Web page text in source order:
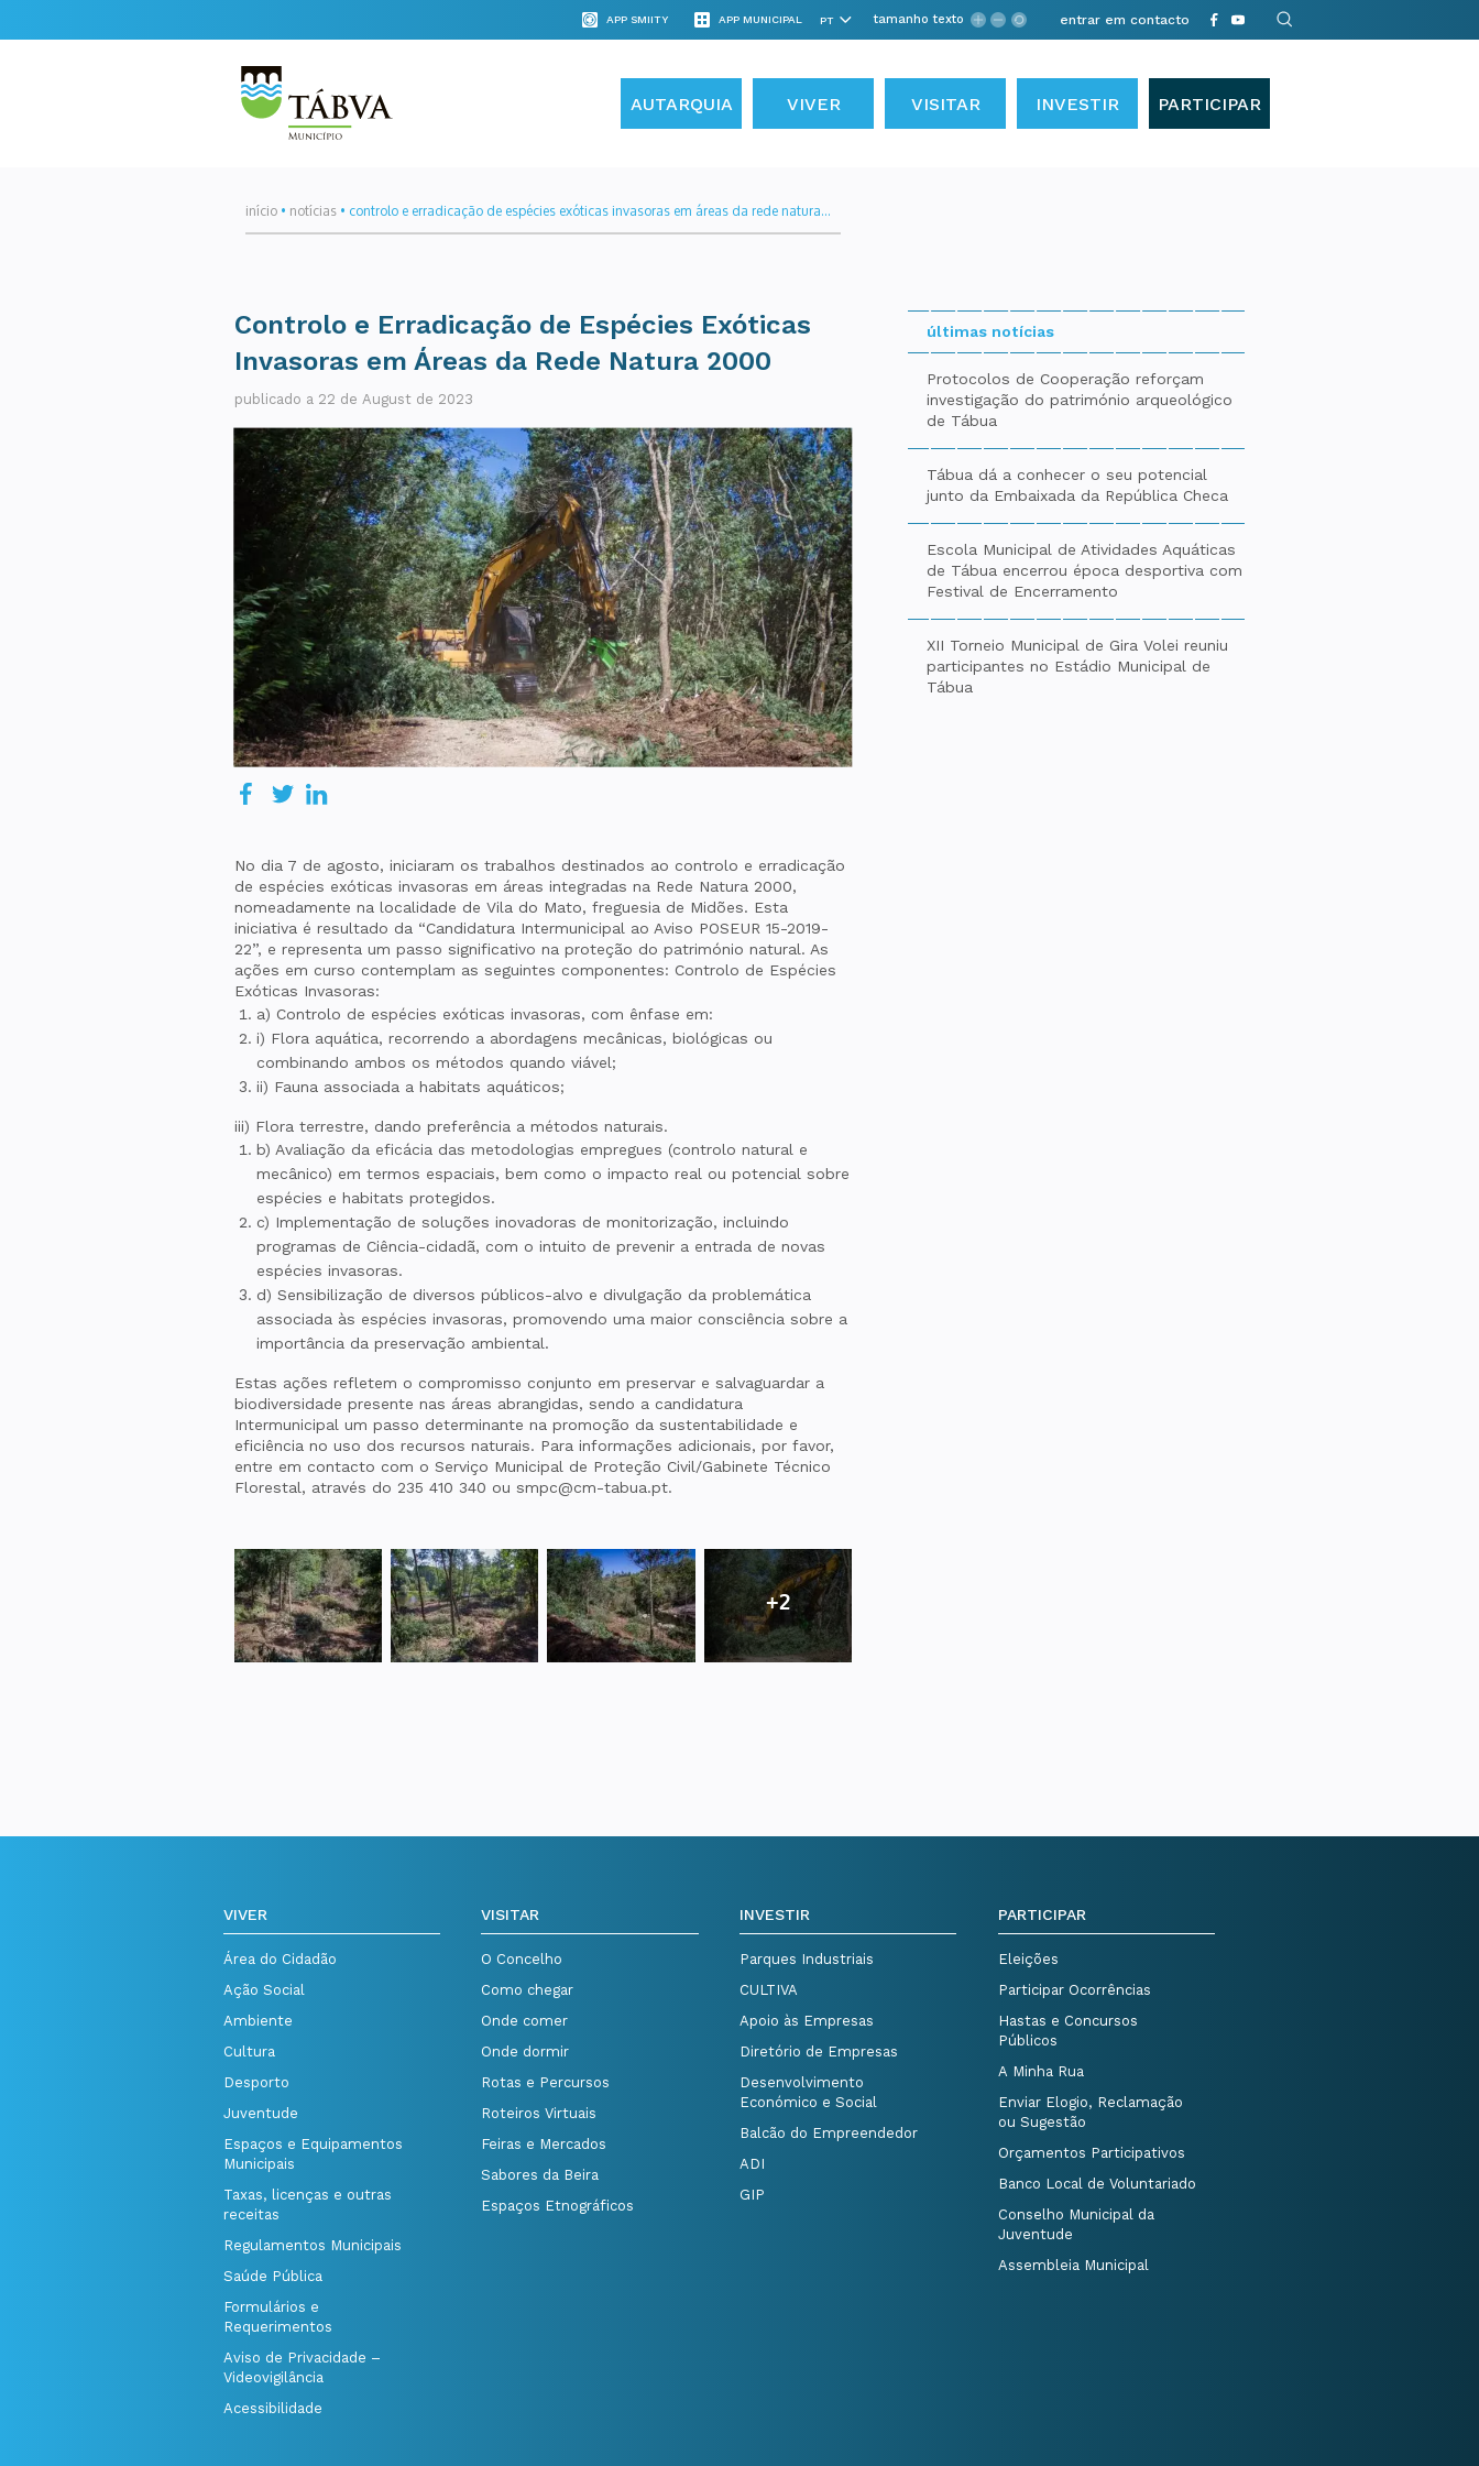
APP SMIITY APP MUNICIPAL tamanho texto entrar em contacto
AUTARQUIA VIVER VISITAR INVESTIR PARTICIPAR
início• notícias• controlo e erradicação de espécies exóticas invasoras em áreas da rede natura...
Controlo e Erradicação de Espécies Exóticas
Invasoras em Áreas da Rede Natura 2000
publicado a 22 de August de 2023
No dia 7 de agosto, iniciaram os trabalhos destinados ao controlo e erradicação
de espécies exóticas invasoras em áreas integradas na Rede Natura 2000,
nomeadamente na localidade de Vila do Mato, freguesia de Midões. Esta
iniciativa é resultado da “Candidatura Intermunicipal ao Aviso POSEUR 15-2019-
22”, e representa um passo significativo na proteção do património natural. As
ações em curso contemplam as seguintes componentes: Controlo de Espécies
Exóticas Invasoras:
a) Controlo de espécies exóticas invasoras, com ênfase em:
i) Flora aquática, recorrendo a abordagens mecânicas, biológicas ou
combinando ambos os métodos quando viável;
ii) Fauna associada a habitats aquáticos;
iii) Flora terrestre, dando preferência a métodos naturais.
b) Avaliação da eficácia das metodologias empregues (controlo natural e
mecânico) em termos espaciais, bem como o impacto real ou potencial sobre
espécies e habitats protegidos.
c) Implementação de soluções inovadoras de monitorização, incluindo
programas de Ciência-cidadã, com o intuito de prevenir a entrada de novas
espécies invasoras.
d) Sensibilização de diversos públicos-alvo e divulgação da problemática
associada às espécies invasoras, promovendo uma maior consciência sobre a
importância da preservação ambiental.
Estas ações refletem o compromisso conjunto em preservar e salvaguardar a
biodiversidade presente nas áreas abrangidas, sendo a candidatura
Intermunicipal um passo determinante na promoção da sustentabilidade e
eficiência no uso dos recursos naturais. Para informações adicionais, por favor,
entre em contacto com o Serviço Municipal de Proteção Civil/Gabinete Técnico
Florestal, através do 235 410 340 ou smpc@cm-tabua.pt.
+2
últimas notícias
Protocolos de Cooperação reforçam
investigação do património arqueológico
de Tábua
Tábua dá a conhecer o seu potencial
junto da Embaixada da República Checa
Escola Municipal de Atividades Aquáticas
de Tábua encerrou época desportiva com
Festival de Encerramento
XII Torneio Municipal de Gira Volei reuniu
participantes no Estádio Municipal de
Tábua
VIVER
Área do Cidadão
Ação Social
Ambiente
Cultura
Desporto
Juventude
Espaços e Equipamentos
Municipais
Taxas, licenças e outras
receitas
Regulamentos Municipais
Saúde Pública
Formulários e
Requerimentos
Aviso de Privacidade –
Videovigilância
Acessibilidade
VISITAR
O Concelho
Como chegar
Onde comer
Onde dormir
Rotas e Percursos
Roteiros Virtuais
Feiras e Mercados
Sabores da Beira
Espaços Etnográficos
INVESTIR
Parques Industriais
CULTIVA
Apoio às Empresas
Diretório de Empresas
Desenvolvimento
Económico e Social
Balcão do Empreendedor
ADI
GIP
PARTICIPAR
Eleições
Participar Ocorrências
Hastas e Concursos
Públicos
A Minha Rua
Enviar Elogio, Reclamação
ou Sugestão
Orçamentos Participativos
Banco Local de Voluntariado
Conselho Municipal da
Juventude
Assembleia Municipal